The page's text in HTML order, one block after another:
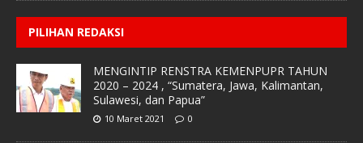
PILIHAN REDAKSI
MENGINTIP RENSTRA KEMENPUPR TAHUN
2020 – 2024 , “Sumatera, Jawa, Kalimantan,
Sulawesi, dan Papua”
10 Maret 2021 0